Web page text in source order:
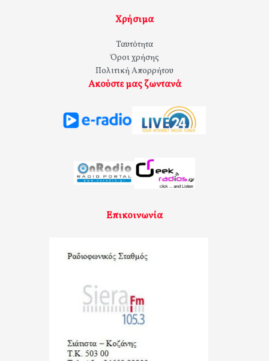
Χρήσιμα
Ταυτότητα
Όροι χρήσης
Πολιτική Απορρήτου
Ακούστε μας ζωντανά
Επικοινωνία